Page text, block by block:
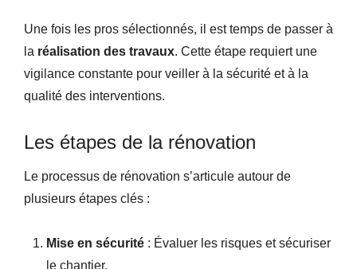
Une fois les pros sélectionnés, il est temps de passer à
la réalisation des travaux. Cette étape requiert une
vigilance constante pour veiller à la sécurité et à la
qualité des interventions.
Les étapes de la rénovation
Le processus de rénovation s’articule autour de
plusieurs étapes clés :
Mise en sécurité : Évaluer les risques et sécuriser
le chantier.